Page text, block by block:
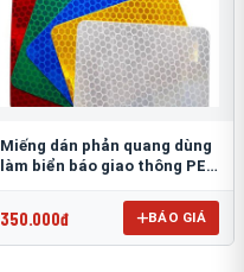
Miếng dán phản quang dùng
làm biển báo giao thông PEG
350.000đ BÁO GIÁ